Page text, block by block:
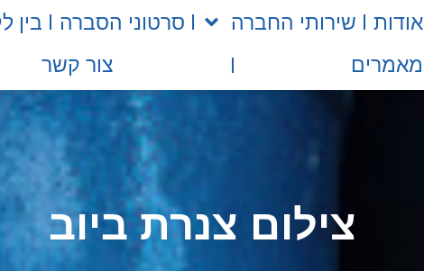
אודות שירותי החברה סרטוני הסברה
בין
מאמרים
צור קשר
צילום צנרת ביוב